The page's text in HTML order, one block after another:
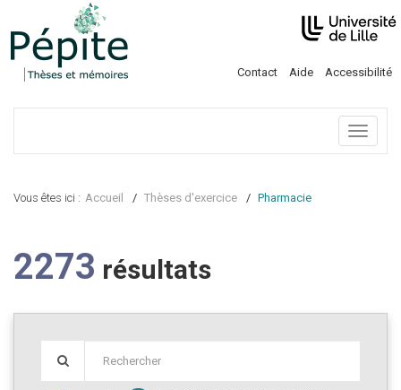
Contact Aide Accessibilité
Menu
Vous êtes ici : Accueil Thèses d'exercice Pharmacie
2273 résultats